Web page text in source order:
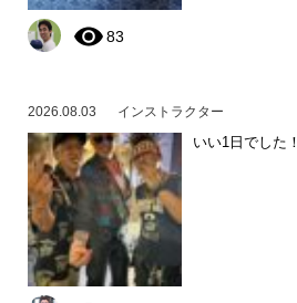
83
2026.08.03 インストラクター
いい1日でした！